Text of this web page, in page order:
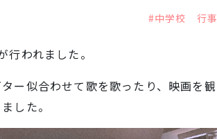
#中学校 行事
われました。
ー似合わせて歌を歌ったり、映画を観
した。